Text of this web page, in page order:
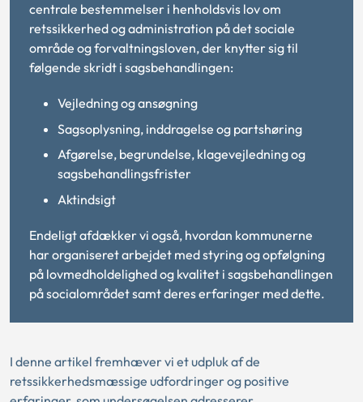
centrale bestemmelser i henholdsvis lov om
retssikkerhed og administration på det sociale
område og forvaltningsloven, der knytter sig til
følgende skridt i sagsbehandlingen:
Vejledning og ansøgning
Sagsoplysning, inddragelse og partshøring
Afgørelse, begrundelse, klagevejledning og
sagsbehandlingsfrister
Aktindsigt
Endeligt afdækker vi også, hvordan kommunerne
har organiseret arbejdet med styring og opfølgning
på lovmedholdelighed og kvalitet i sagsbehandlingen
på socialområdet samt deres erfaringer med dette.
I denne artikel fremhæver vi et udpluk af de
retssikkerhedsmæssige udfordringer og positive